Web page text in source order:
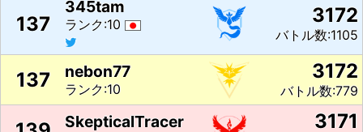
137
345tam
ランク:10 3172
バトル数:1105
137 nebon77
ランク:10
3172
バトル数:779
SkepticalTracer 3171